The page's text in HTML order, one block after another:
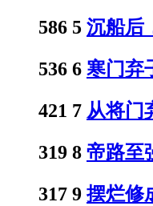
586 5 沉船后
536 6 寒门弃
421 7 从将门
319 8 帝路至
317 9 摆烂修